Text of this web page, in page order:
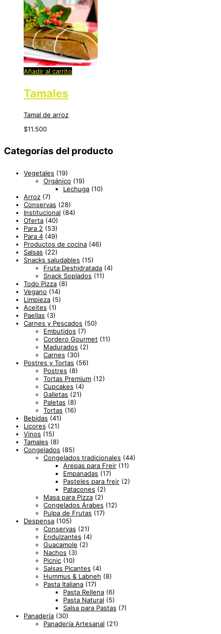
Añadir al carrito
Tamales
Tamal de arroz
$11.500
Categorías del producto
Vegetales (19)
Orgánico (19)
Lechuga (10)
Arroz (7)
Conservas (28)
Institucional (84)
Oferta (40)
Para 2 (53)
Para 4 (49)
Productos de cocina (46)
Salsas (22)
Snacks saludables (15)
Fruta Deshidratada (4)
Snack Soplados (11)
Todo Pizza (8)
Vegano (14)
Limpieza (5)
Aceites (1)
Paellas (3)
Carnes y Pescados (50)
Embutidos (7)
Cordero Gourmet (11)
Madurados (2)
Carnes (30)
Postres y Tortas (56)
Postres (8)
Tortas Premium (12)
Cupcakes (4)
Galletas (21)
Paletas (8)
Tortas (16)
Bebidas (41)
Licores (21)
Vinos (15)
Tamales (8)
Congelados (85)
Congelados tradicionales (44)
Arepas para Freir (11)
Empanadas (17)
Pasteles para freir (2)
Patacones (2)
Masa para Pizza (2)
Congelados Árabes (12)
Pulpa de Frutas (17)
Despensa (105)
Conservas (21)
Endulzantes (4)
Guacamole (2)
Nachos (3)
Picnic (10)
Salsas Picantes (4)
Hummus & Labneh (8)
Pasta Italiana (17)
Pasta Rellena (6)
Pasta Natural (5)
Salsa para Pastas (7)
Panadería (30)
Panadería Artesanal (21)